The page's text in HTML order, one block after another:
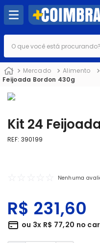
O que você está procurando?
Mercado Alimento
Feijoada Bordon 430g
Kit 24
REF: 390199
☆ ☆ ☆ ☆ ☆ Nenhuma
R$ 231,60
ou 3x R$ 77,20 no